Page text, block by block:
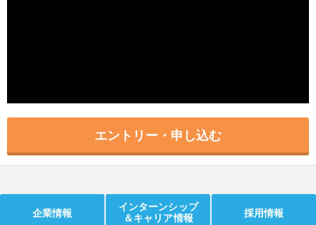
エントリー・申し込む
企業情報
インターンシップ
＆キャリア情報
採用情報